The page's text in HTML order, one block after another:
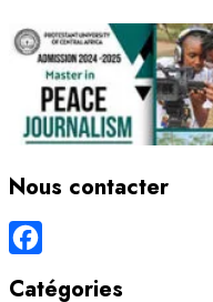
Nous contacter
Catégories